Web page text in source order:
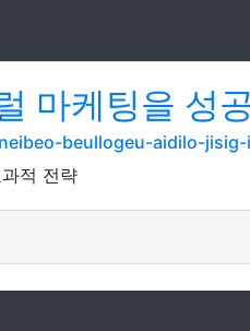
마케팅을 성
beullogeu-aidilo-
적 전략